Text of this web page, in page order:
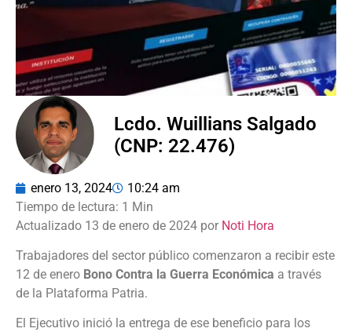
Lcdo. Wuillians Salgado
(CNP: 22.476)
enero 13, 2024 10:24 am
Actualizado 13 de enero de 2024 por Noti Hora
Trabajadores del sector público comenzaron a recibir este
12 de enero Bono Contra la Guerra Económica a través
de la Plataforma Patria.
El Ejecutivo inició la entrega de ese beneficio para los